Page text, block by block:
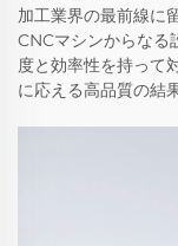
加工業界の最前線に
CNCマシンからなる
度と効率性を持って
に応える高品質の結